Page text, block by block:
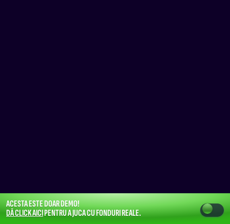
ACESTA ESTE DOAR DEMO!
DĂ CLICK AICIPENTRU A JUCA CU FONDURI REALE.